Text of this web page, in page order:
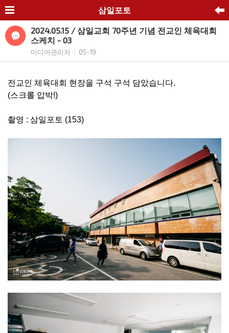
삼일포토
2024.05.15 / 삼일교회 70주년 기념 전교인 체육대회
스케치 - 03
미디어관리자 05-19
전교인 체육대회 현장을 구석 구석 담았습니다.
(스크롤 압박!)
촬영 : 삼일포토 (153)